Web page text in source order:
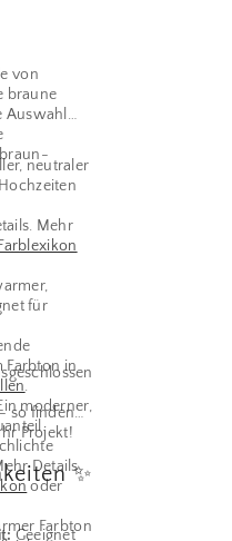
von
braune
Auswahl
neutraler
Mehr
Farblexikon
für
Farbton in
.
moderner,
Details
oder
Farbton
so finden
Projekt!
✨
Geeignet